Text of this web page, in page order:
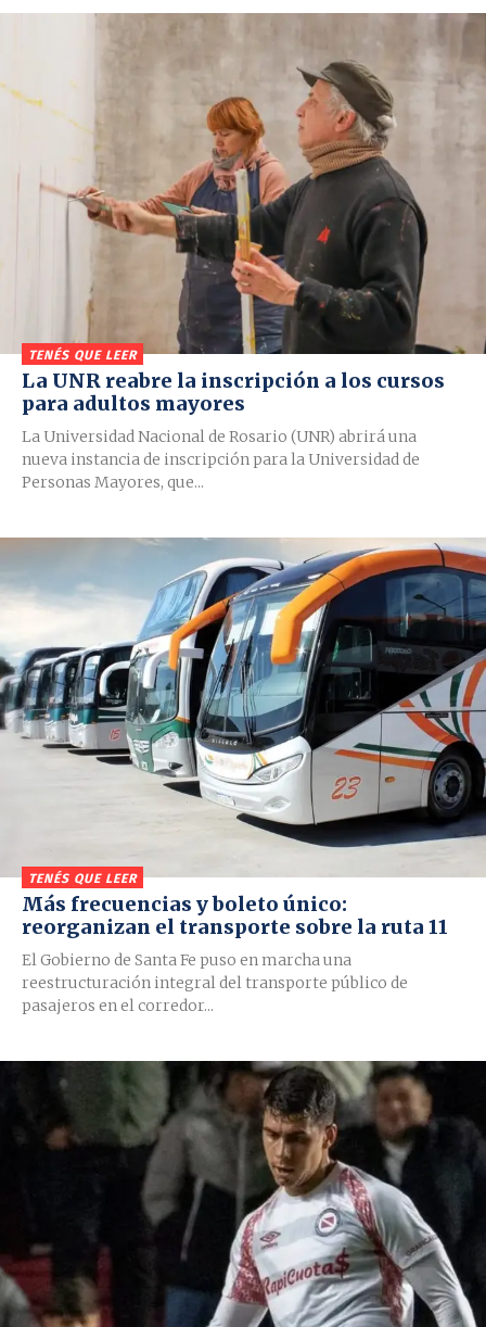
TENÉS QUE LEER
La UNR reabre la inscripción a los cursos
para adultos mayores
La Universidad Nacional de Rosario (UNR) abrirá una
nueva instancia de inscripción para la Universidad de
Personas Mayores, que...
TENÉS QUE LEER
Más frecuencias y boleto único:
reorganizan el transporte sobre la ruta 11
El Gobierno de Santa Fe puso en marcha una
reestructuración integral del transporte público de
pasajeros en el corredor...